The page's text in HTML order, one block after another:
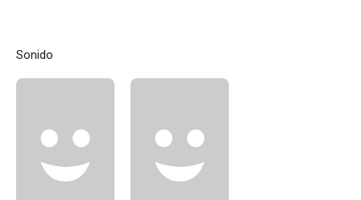
Sonido